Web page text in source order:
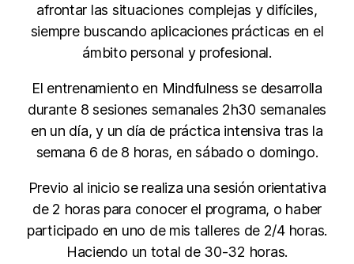
afrontar las situaciones complejas y difíciles,
siempre buscando aplicaciones prácticas en el
ámbito personal y profesional.
El entrenamiento en Mindfulness se desarrolla
durante 8 sesiones semanales 2h30 semanales
en un día, y un día de práctica intensiva tras la
semana 6 de 8 horas, en sábado o domingo.
Previo al inicio se realiza una sesión orientativa
de 2 horas para conocer el programa, o haber
participado en uno de mis talleres de 2/4 horas.
Haciendo un total de 30-32 horas.